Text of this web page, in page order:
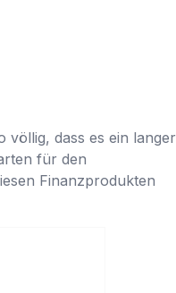
völlig, dass es ein langer
für den
Finanzprodukten